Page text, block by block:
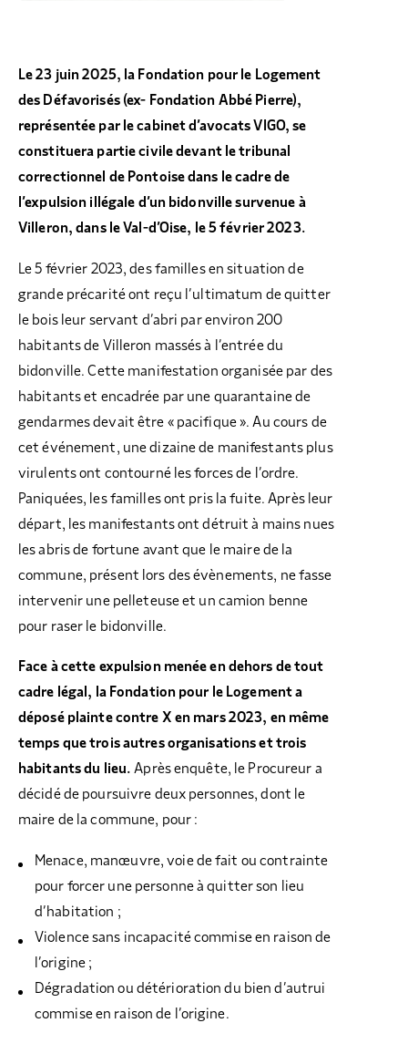
Le 23 juin 2025, la Fondation pour le Logement
des Défavorisés (ex- Fondation Abbé Pierre),
représentée par le cabinet d’avocats VIGO, se
constituera partie civile devant le tribunal
correctionnel de Pontoise dans le cadre de
l’expulsion illégale d’un bidonville survenue à
Villeron, dans le Val-d’Oise, le 5 février 2023.
Le 5 février 2023, des familles en situation de
grande précarité ont reçu l’ultimatum de quitter
le bois leur servant d’abri par environ 200
habitants de Villeron massés à l’entrée du
bidonville. Cette manifestation organisée par des
habitants et encadrée par une quarantaine de
gendarmes devait être « pacifique ». Au cours de
cet événement, une dizaine de manifestants plus
virulents ont contourné les forces de l’ordre.
Paniquées, les familles ont pris la fuite. Après leur
départ, les manifestants ont détruit à mains nues
les abris de fortune avant que le maire de la
commune, présent lors des évènements, ne fasse
intervenir une pelleteuse et un camion benne
pour raser le bidonville.
Face à cette expulsion menée en dehors de tout
cadre légal, la Fondation pour le Logement a
déposé plainte contre X en mars 2023, en même
temps que trois autres organisations et trois
habitants du lieu. Après enquête, le Procureur a
décidé de poursuivre deux personnes, dont le
maire de la commune, pour :
Menace, manœuvre, voie de fait ou contrainte
pour forcer une personne à quitter son lieu
d’habitation ;
Violence sans incapacité commise en raison de
l’origine ;
Dégradation ou détérioration du bien d’autrui
commise en raison de l’origine.